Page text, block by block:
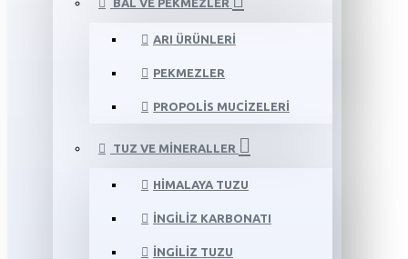
BAL VE PEKMEZLER
ARI ÜRÜNLERI
PEKMEZLER
PROPOLIS MUCIZELERI
TUZ VE MINERALLER
HIMALAYA TUZU
İNGILIZ KARBONATI
İNGILIZ TUZU